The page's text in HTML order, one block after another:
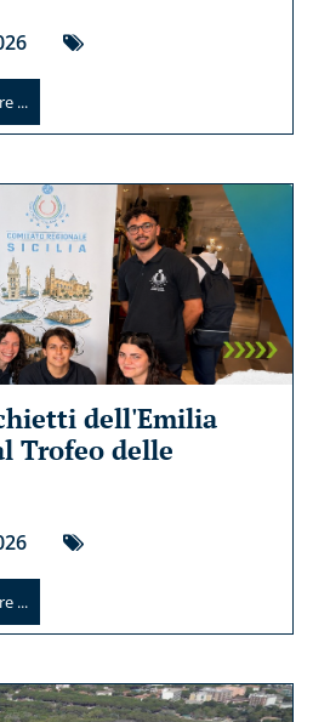
...
dell'Emilia
Trofeo delle
...